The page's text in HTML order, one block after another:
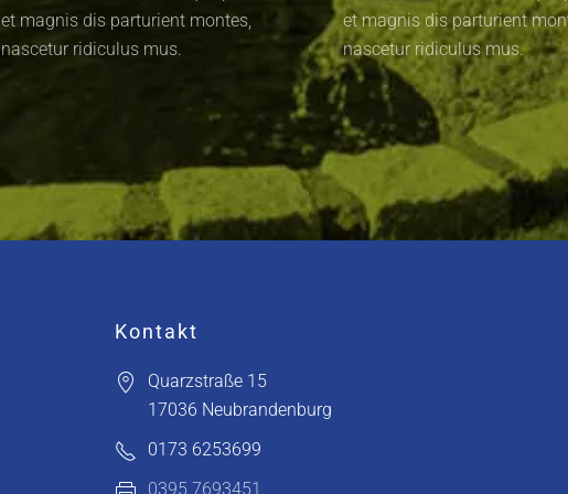
et magnis dis parturient montes,
nascetur ridiculus mus.
et magnis dis parturient
nascetur ridiculus mus.
Kontakt
Quarzstraße 15
17036 Neubrandenburg
0173 6253699
0395 7693451